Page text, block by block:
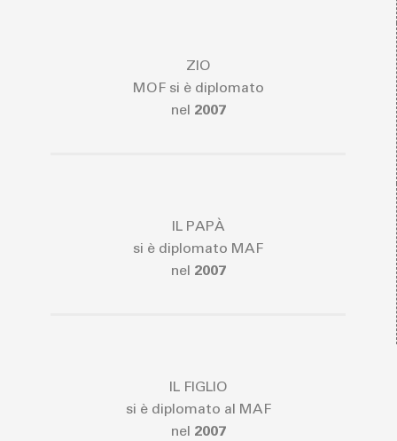
ZIO
MOF si è diplomato
nel 2007
IL PAPÀ
si è diplomato MAF
nel 2007
IL FIGLIO
si è diplomato al MAF
nel 2007